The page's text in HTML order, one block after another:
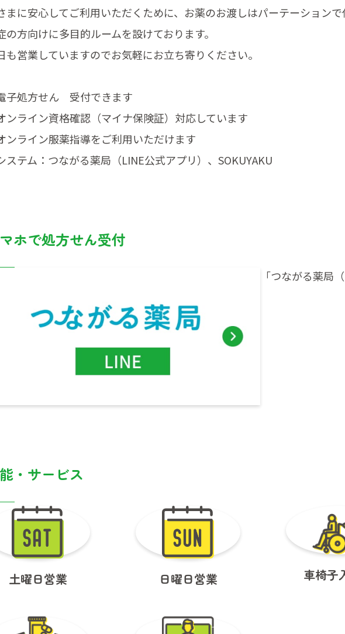
まに安心してご利用いただくために、お薬のお渡しはパーテーション
の方向けに多目的ルームを設けております。
も営業していますのでお気軽にお立ち寄りください。
子処方せん 受付できます
ライン資格確認（マイナ保険証）対応しています
ライン服薬指導をご利用いただけます
ステム：つながる薬局（LINE公式アプリ）、SOKUYAKU
ホで処方せん受付
「つながる薬局
・サービス
土曜日営業 日曜日営業 車椅子